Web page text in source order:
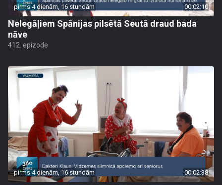
pirms 4 dienām, 16 stundām 00:02:10
Nelegāļiem Spānijas pilsētā Seutā draud bada
nāve
412. epizode
pirms 4 dienām, 16 stundām 00:02:38